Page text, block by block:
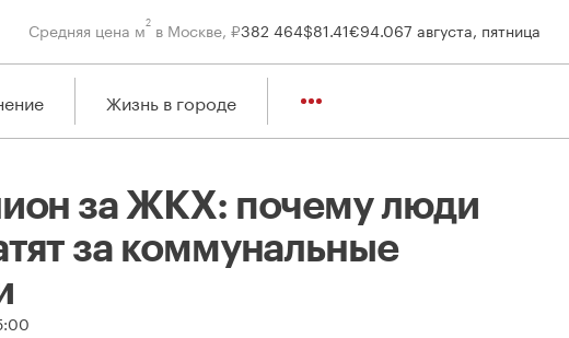
Средняя цена м2 в Москве, ₽382 464$81.41€94.067 августа, пятница
Жизнь в городе
за ЖКХ: почему люди
за коммунальные